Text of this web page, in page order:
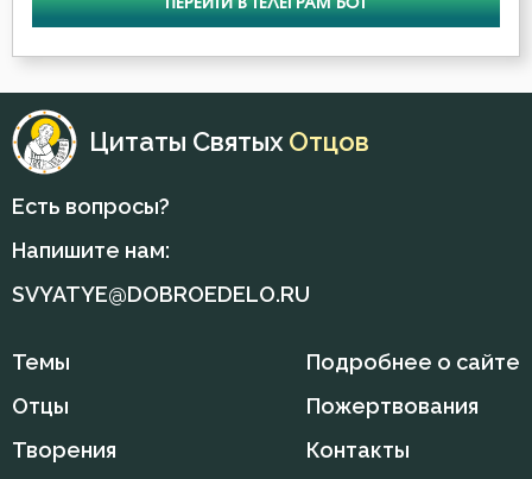
Лукавство
Любовь Божия
Любомудрие
Милостыня
Мужество
ПЕРЕЙТИ В ТЕЛЕГРАМ БОТ
Цитаты Святых Отцов
Есть вопросы?
Напишите нам:
SVYATYE@DOBROEDELO.RU
Темы
Отцы
Творения
Подробнее о сайте
Пожертвования
Контакты